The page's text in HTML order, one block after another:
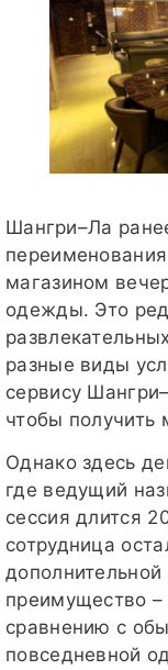
Шангри–Ла
магазином
одежды. Это
разные виды
сервису
чтобы получить
Однако здесь
где ведущий
сессия длится
сотрудница
дополнительной
преимущество
сравнению с
повседневной